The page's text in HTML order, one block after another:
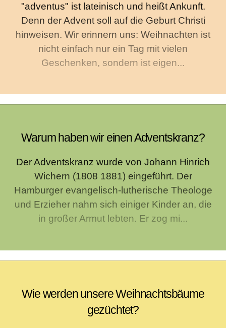
"adventus" ist lateinisch und heißt Ankunft.
Denn der Advent soll auf die Geburt Christi
hinweisen. Wir erinnern uns: Weihnachten ist
nicht einfach nur ein Tag mit vielen
Geschenken, sondern ist eigen...
Warum haben wir einen Adventskranz?
Der Adventskranz wurde von Johann Hinrich
Wichern (1808 1881) eingeführt. Der
Hamburger evangelisch-lutherische Theologe
und Erzieher nahm sich einiger Kinder an, die
in großer Armut lebten. Er zog mi...
Wie werden unsere Weihnachtsbäume
gezüchtet?